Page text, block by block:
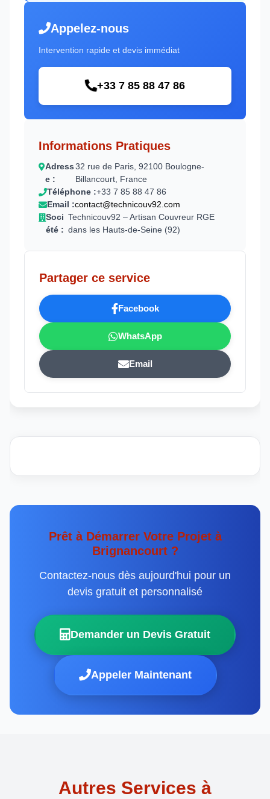
Appelez-nous
Intervention rapide et devis immédiat
+33 7 85 88 47 86
Informations Pratiques
Adress
e :
32 rue de Paris, 92100 Boulogne-
Billancourt, France
Téléphone :+33 7 85 88 47 86
Email :contact@technicouv92.com
Soci
été :
Technicouv92 – Artisan Couvreur RGE
dans les Hauts-de-Seine (92)
Partager ce service
Facebook
WhatsApp
Email
Prêt à Démarrer Votre Projet à
Brignancourt ?
Contactez-nous dès aujourd'hui pour un
devis gratuit et personnalisé
Demander un Devis Gratuit
Appeler Maintenant
Autres Services à